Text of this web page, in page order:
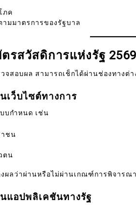
ภค
ามมาตรการของรัฐบาล
รสวัสดิการแห่งรัฐ 2569
จสอบผล สามารถเช็กได้ผ่านช่องทางต่า
เว็บไซต์ทางการ
บกำหนด เช่น
าชน
ตน
ผลว่าผ่านหรือไม่ผ่านเกณฑ์การพิจารณา
แอปพลิเคชันทางรัฐ